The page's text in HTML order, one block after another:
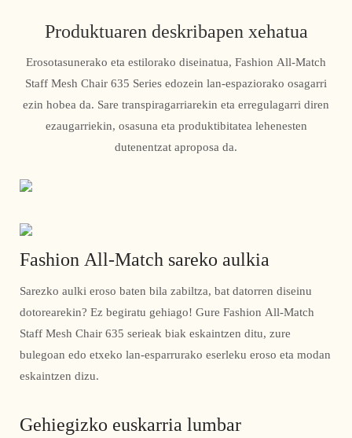
Produktuaren deskribapen xehatua
Erosotasunerako eta estilorako diseinatua, Fashion All-Match
Staff Mesh Chair 635 Series edozein lan-espaziorako osagarri
ezin hobea da. Sare transpiragarriarekin eta erregulagarri diren
ezaugarriekin, osasuna eta produktibitatea lehenesten
dutenentzat aproposa da.
Fashion All-Match sareko aulkia
Sarezko aulki eroso baten bila zabiltza, bat datorren diseinu
dotorearekin? Ez begiratu gehiago! Gure Fashion All-Match
Staff Mesh Chair 635 serieak biak eskaintzen ditu, zure
bulegoan edo etxeko lan-esparrurako eserleku eroso eta modan
eskaintzen dizu.
Gehiegizko euskarria lumbar